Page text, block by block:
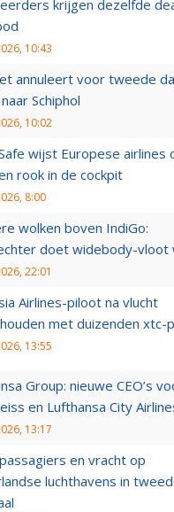
krijgen dezelfde
10:43
annuleert voor tweede
Schiphol
10:02
wijst Europese airlines
rook in de cockpit
8:00
wolken boven IndiGo:
doet widebody-vloot
22:01
Airlines-piloot na vlucht
met duizenden xtc-
13:55
Group: nieuwe CEO’s
en Lufthansa City
13:17
en vracht op
luchthavens in